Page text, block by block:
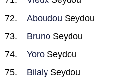
Aboudou Seydou
Bruno Seydou
Yoro Seydou
Bilaly Seydou